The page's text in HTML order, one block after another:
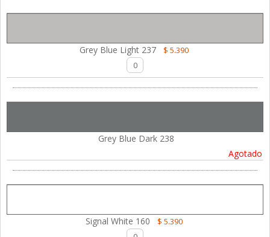
Grey Blue Light 237 $ 5.390
Grey Blue Dark 238
Agotado
Signal White 160 $ 5.390